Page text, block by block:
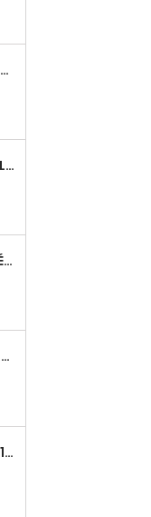
SPRAY BLANCHEUR DOG GÉNÉRATION
BEAUTY DÉMÊLANT LOTION DOG GÉNÉRATION
CORBEILLE OUATINÉE DOOGY WHOOLY
EAU DE TOILETTE FRAISE KHARA
CAGES SKY KENNEL 100 SMALL AVEC POIGNÉE